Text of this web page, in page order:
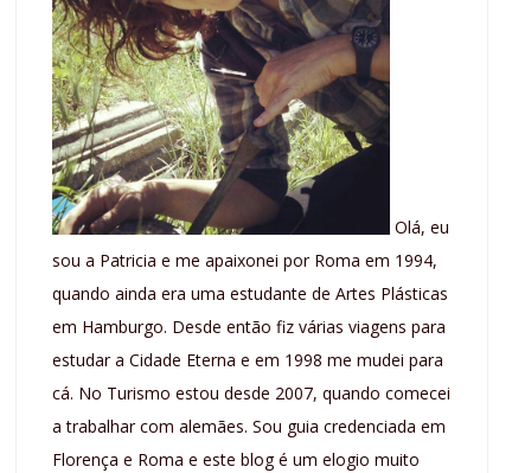
Olá, eu
sou a Patricia e me apaixonei por Roma em 1994,
quando ainda era uma estudante de Artes Plásticas
em Hamburgo. Desde então fiz várias viagens para
estudar a Cidade Eterna e em 1998 me mudei para
cá. No Turismo estou desde 2007, quando comecei
a trabalhar com alemães. Sou guia credenciada em
Florença e Roma e este blog é um elogio muito